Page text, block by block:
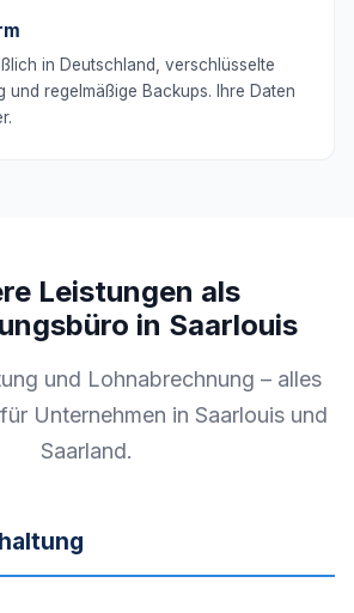
in Deutschland, verschlüsselte
und regelmäßige Backups. Ihre Daten
Leistungen als
in Saarlouis
und Lohnabrechnung – alles
Unternehmen in Saarlouis und
Saarland.